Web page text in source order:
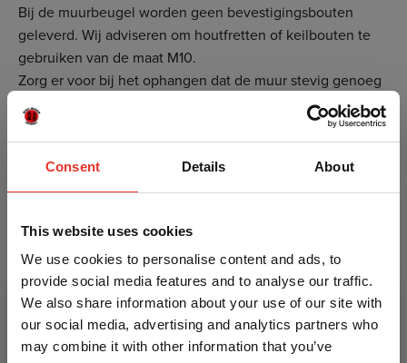
Consent Details About
This website uses cookies
We use cookies to personalise content and ads, to
provide social media features and to analyse our traffic.
We also share information about your use of our site with
our social media, advertising and analytics partners who
may combine it with other information that you’ve
Bij de muurbeugel worden geen bevestigingsbouten
geleverd. Wij adviseren om houtfretten of keilbouten te
gebruiken van de maat M10.
Zorg er voor bij het ophangen dat de muur stevig genoeg
is om de kracht en het gewicht te kunnen dragen.
De hoogte van de beugel is 50cm, de breedte 20cm (daar
gaan de schroeven in) en afstand tot de muur dus 75cm.
Specificaties Ronin muurbeugel
Ideaal voor het ophangen van bokszakken
systemen
Wordt geleverd zonder bevestigingsbouten
Lengte 50cm, breedte 20cm en afstand tot de muur
75cm